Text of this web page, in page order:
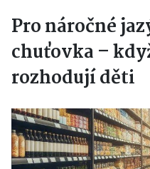
Pro náročné
chuťovka –
rozhodují děti